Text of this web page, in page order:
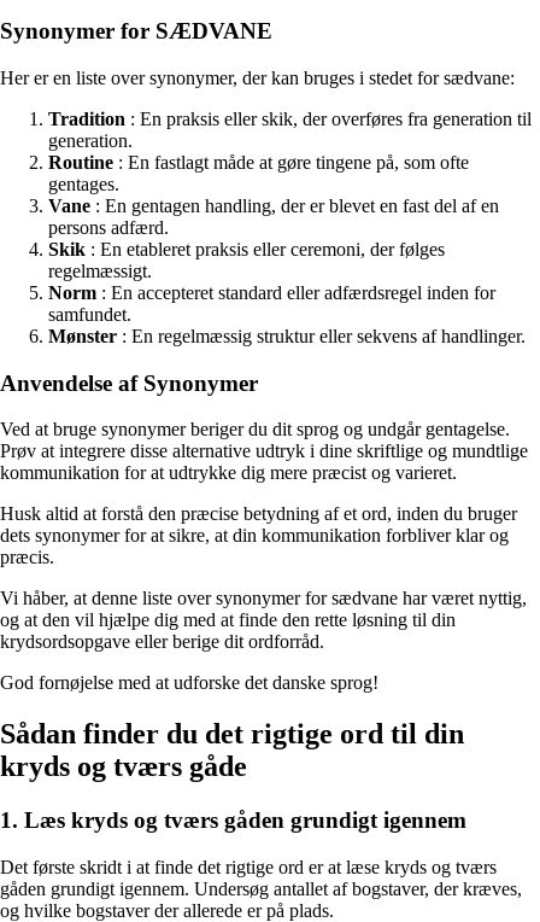
Synonymer for SÆDVANE
Her er en liste over synonymer, der kan bruges i stedet for sædvane:
Tradition : En praksis eller skik, der overføres fra generation til
generation.
Routine : En fastlagt måde at gøre tingene på, som ofte
gentages.
Vane : En gentagen handling, der er blevet en fast del af en
persons adfærd.
Skik : En etableret praksis eller ceremoni, der følges
regelmæssigt.
Norm : En accepteret standard eller adfærdsregel inden for
samfundet.
Mønster : En regelmæssig struktur eller sekvens af handlinger.
Anvendelse af Synonymer
Ved at bruge synonymer beriger du dit sprog og undgår gentagelse.
Prøv at integrere disse alternative udtryk i dine skriftlige og mundtlige
kommunikation for at udtrykke dig mere præcist og varieret.
Husk altid at forstå den præcise betydning af et ord, inden du bruger
dets synonymer for at sikre, at din kommunikation forbliver klar og
præcis.
Vi håber, at denne liste over synonymer for sædvane har været nyttig,
og at den vil hjælpe dig med at finde den rette løsning til din
krydsordsopgave eller berige dit ordforråd.
God fornøjelse med at udforske det danske sprog!
Sådan finder du det rigtige ord til din
kryds og tværs gåde
1. Læs kryds og tværs gåden grundigt igennem
Det første skridt i at finde det rigtige ord er at læse kryds og tværs
gåden grundigt igennem. Undersøg antallet af bogstaver, der kræves,
og hvilke bogstaver der allerede er på plads.